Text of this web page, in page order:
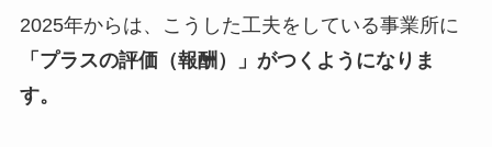
2025年からは、こうした工夫をしている事業所に
「プラスの評価（報酬）」がつくようになりま
す。